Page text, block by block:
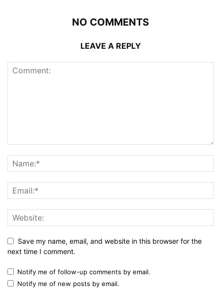
NO COMMENTS
LEAVE A REPLY
Save my name, email, and website in this browser for the
next time I comment.
Notify me of follow-up comments by email.
Notify me of new posts by email.